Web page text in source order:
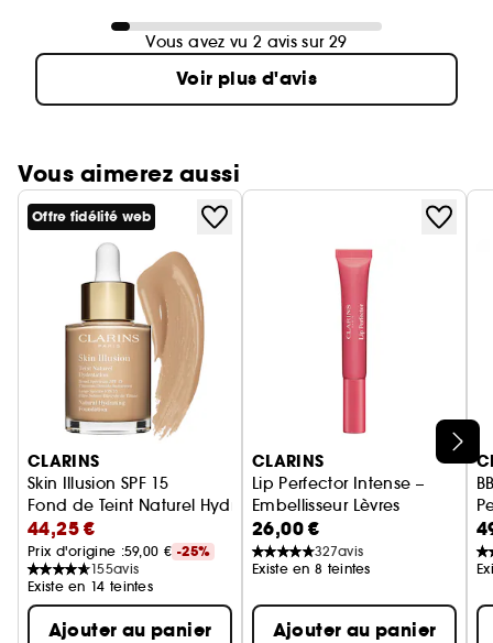
Vous avez vu 2 avis sur 29
Voir plus d'avis
Vous aimerez aussi
Ignorer le carrousel produits
Offre fidélité web
CLARINS
Skin Illusion SPF 15
Fond de Teint Naturel Hydratation
44,25 €
Prix d'origine :59,00 € -25%
155avis
Existe en 14 teintes
Ajouter au panier
CLARINS
Lip Perfector Intense –
Embellisseur Lèvres
26,00 €
327avis
Existe en 8 teintes
Ajouter au panier